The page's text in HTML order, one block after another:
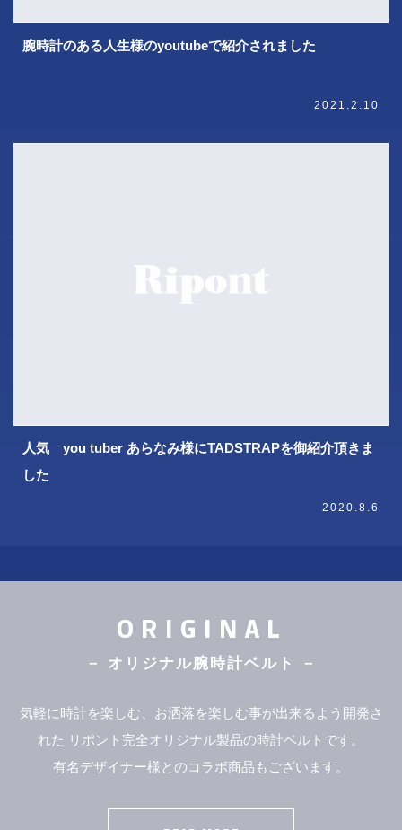
腕時計のある人生様のyoutubeで紹介されました
2021.2.10
人気 you tuber あらなみ様にTADSTRAPを御紹介頂きま
した
2020.8.6
ORIGINAL
－ オリジナル腕時計ベルト －
気軽に時計を楽しむ、お洒落を楽しむ事が出来るよう開発さ
れた リポント完全オリジナル製品の時計ベルトです。
有名デザイナー様とのコラボ商品もございます。